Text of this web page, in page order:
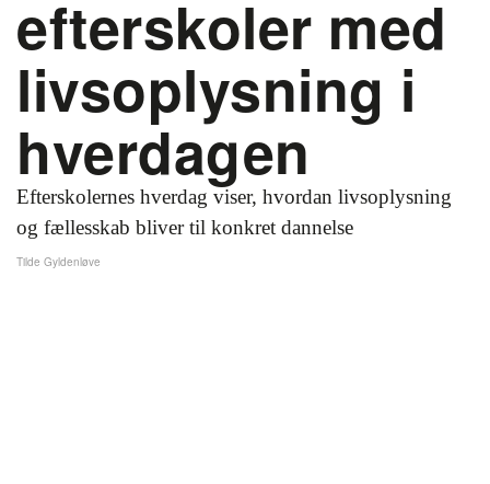
efterskoler med
livsoplysning i
hverdagen
Efterskolernes hverdag viser, hvordan livsoplysning
og fællesskab bliver til konkret dannelse
Tilde Gyldenløve